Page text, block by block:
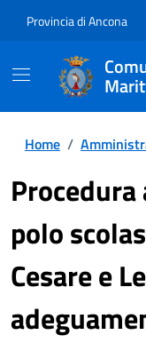
Provincia di Ancona
Home /
polo
Cesare e